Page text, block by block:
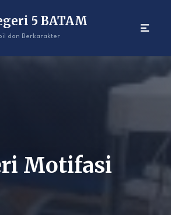
5 BATAM
dan Berkarakter
Motifasi